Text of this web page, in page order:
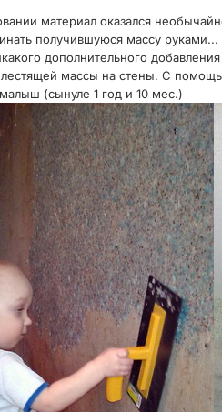
материал оказался
получившуюся массу руками...
дополнительного
массы на стены. С
(сынуле 1 год и 10 мес.)